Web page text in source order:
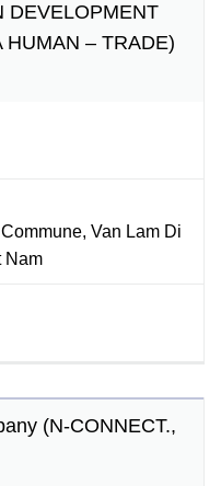
DEVELOPMENT
HUMAN – TRADE)
Van Lam Di
Nam
(N-CONNECT.,